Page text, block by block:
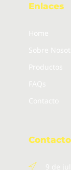
Enlaces
Home
Sobre
Productos
FAQs
Contacto
Contacto
9 de